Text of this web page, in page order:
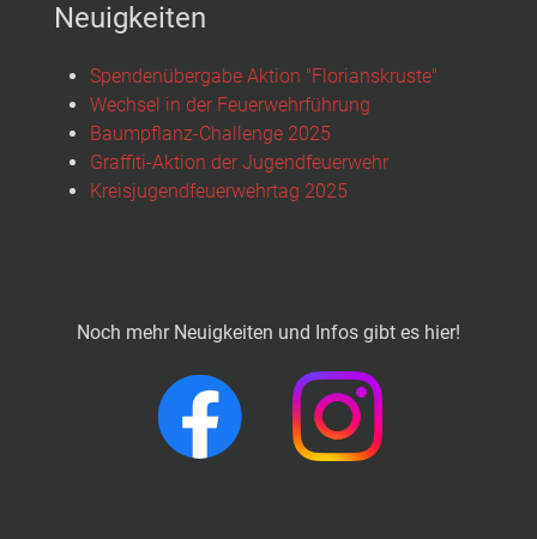
Neuigkeiten
Spendenübergabe Aktion "Florianskruste"
Wechsel in der Feuerwehrführung
Baumpflanz-Challenge 2025
Graffiti-Aktion der Jugendfeuerwehr
Kreisjugendfeuerwehrtag 2025
Noch mehr Neuigkeiten und Infos gibt es hier!